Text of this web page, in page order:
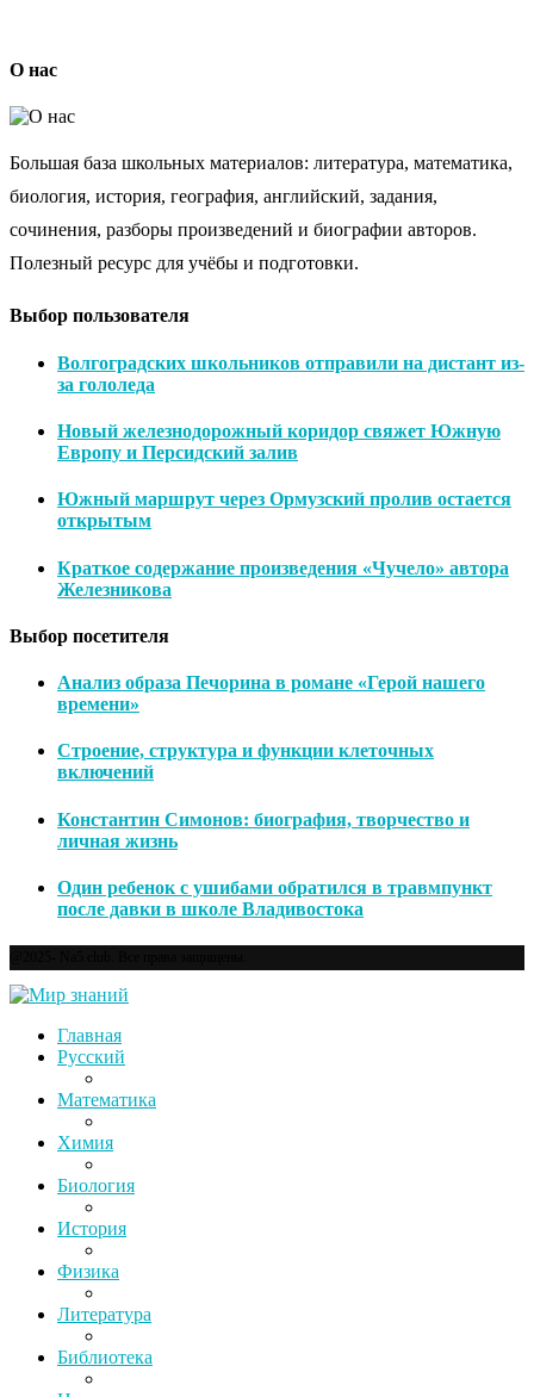
О нас
Большая база школьных материалов: литература, математика,
биология, история, география, английский, задания,
сочинения, разборы произведений и биографии авторов.
Полезный ресурс для учёбы и подготовки.
Выбор пользователя
Волгоградских школьников отправили на дистант из-
за гололеда
Новый железнодорожный коридор свяжет Южную
Европу и Персидский залив
Южный маршрут через Ормузский пролив остается
открытым
Краткое содержание произведения «Чучело» автора
Железникова
Выбор посетителя
Анализ образа Печорина в романе «Герой нашего
времени»
Строение, структура и функции клеточных
включений
Константин Симонов: биография, творчество и
личная жизнь
Один ребенок с ушибами обратился в травмпункт
после давки в школе Владивостока
Главная
Русский
Математика
Химия
Биология
История
Физика
Литература
Библиотека